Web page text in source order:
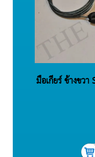
มือเกียร์ ข้างขวา